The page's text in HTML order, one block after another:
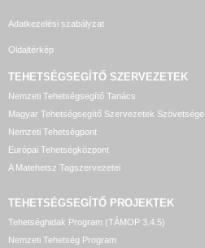
Adatkezelési szabályzat
Oldaltérkép
TEHETSÉGSEGÍTŐ SZERVEZETEK
Nemzeti Tehetségsegítő Tanács
Magyar Tehetségsegítő Szervezetek Szövetsége
Nemzeti Tehetségpont
Európai Tehetségközpont
A Matehetsz Tagszervezetei
TEHETSÉGSEGÍTŐ PROJEKTEK
Tehetséghidak Program (TÁMOP 3.4.5)
Nemzeti Tehetség Program